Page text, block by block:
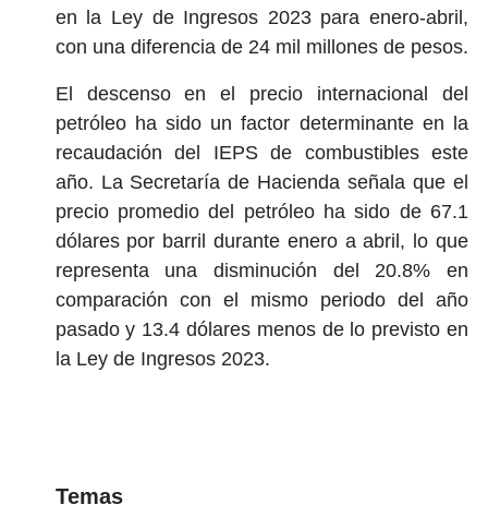
en la Ley de Ingresos 2023 para enero-abril,
con una diferencia de 24 mil millones de pesos.
El descenso en el precio internacional del
petróleo ha sido un factor determinante en la
recaudación del IEPS de combustibles este
año. La Secretaría de Hacienda señala que el
precio promedio del petróleo ha sido de 67.1
dólares por barril durante enero a abril, lo que
representa una disminución del 20.8% en
comparación con el mismo periodo del año
pasado y 13.4 dólares menos de lo previsto en
la Ley de Ingresos 2023.
Temas